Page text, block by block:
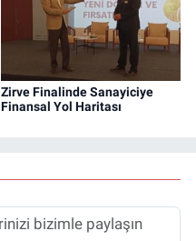
Zirve Finalinde Sanayiciye
Finansal Yol Haritası